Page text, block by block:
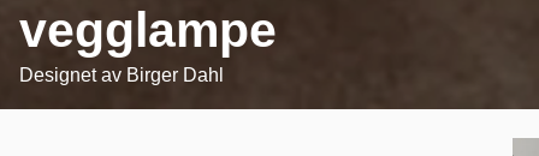
vegglampe
Designet av Birger Dahl